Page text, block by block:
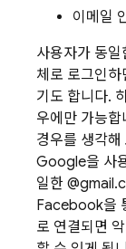
이메일
사용자가 동
체로 로그인하
기도 합니다.
우에만 가능
경우를 생각
Google을 사
일한
Facebook을
로 연결되면